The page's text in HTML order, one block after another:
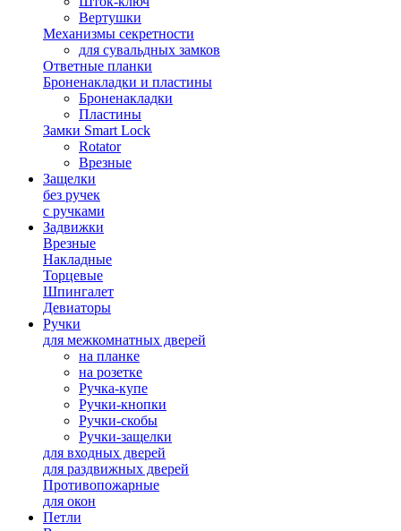
Вертушки
Механизмы секретности
для сувальдных замков
Ответные планки
Броненакладки и пластины
Броненакладки
Пластины
Замки Smart Lock
Rotator
Врезные
Защелки
без ручек
с ручками
Задвижки
Врезные
Накладные
Торцевые
Шпингалет
Девиаторы
Ручки
для межкомнатных дверей
на планке
на розетке
Ручка-купе
Ручки-кнопки
Ручки-скобы
Ручки-защелки
для входных дверей
для раздвижных дверей
Противопожарные
для окон
Петли